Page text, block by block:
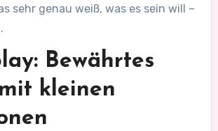
sehr genau weiß, was es sein will –
Bewährtes
kleinen